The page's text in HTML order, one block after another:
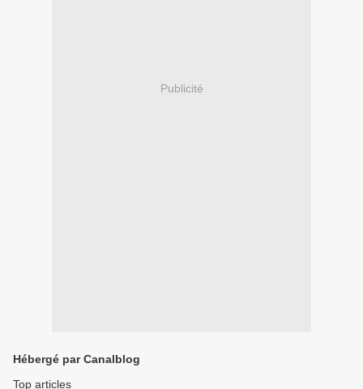
Publicité
Hébergé par Canalblog
Top articles